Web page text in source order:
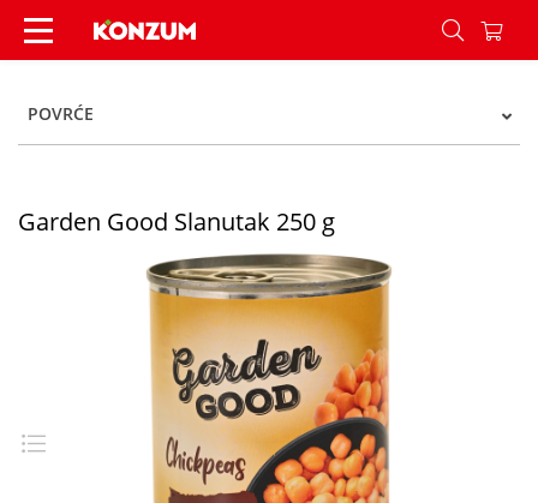
Garden Good Slanutak 250 g - Konzum
POVRĆE
Garden Good Slanutak 250 g